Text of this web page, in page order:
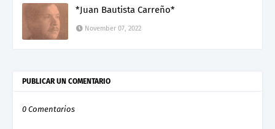
*Juan Bautista Carreño*
November 07, 2022
PUBLICAR UN COMENTARIO
0 Comentarios